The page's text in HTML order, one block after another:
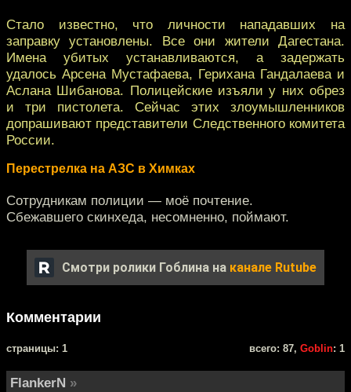
Стало известно, что личности нападавших на
заправку установлены. Все они жители Дагестана.
Имена убитых устанавливаются, а задержать
удалось Арсена Мустафаева, Герихана Гандалаева и
Аслана Шибанова. Полицейские изъяли у них обрез
и три пистолета. Сейчас этих злоумышленников
допрашивают представители Следственного комитета
России.
Перестрелка на АЗС в Химках
Сотрудникам полиции — моё почтение.
Сбежавшего скинхеда, несомненно, поймают.
Смотри ролики Гоблина на канале Rutube
Комментарии
cтраницы: 1 всего: 87, Goblin: 1
FlankerN »